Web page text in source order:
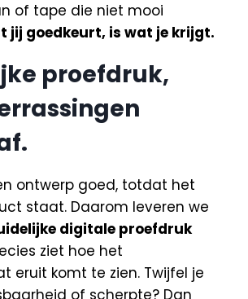
of tape die niet mooi
jij goedkeurt, is wat je krijgt.
proefdruk,
ontwerp goed, totdat het
staat. Daarom leveren we
digitale proefdruk
ziet hoe het
eruit komt te zien. Twijfel je
of scherpte? Dan